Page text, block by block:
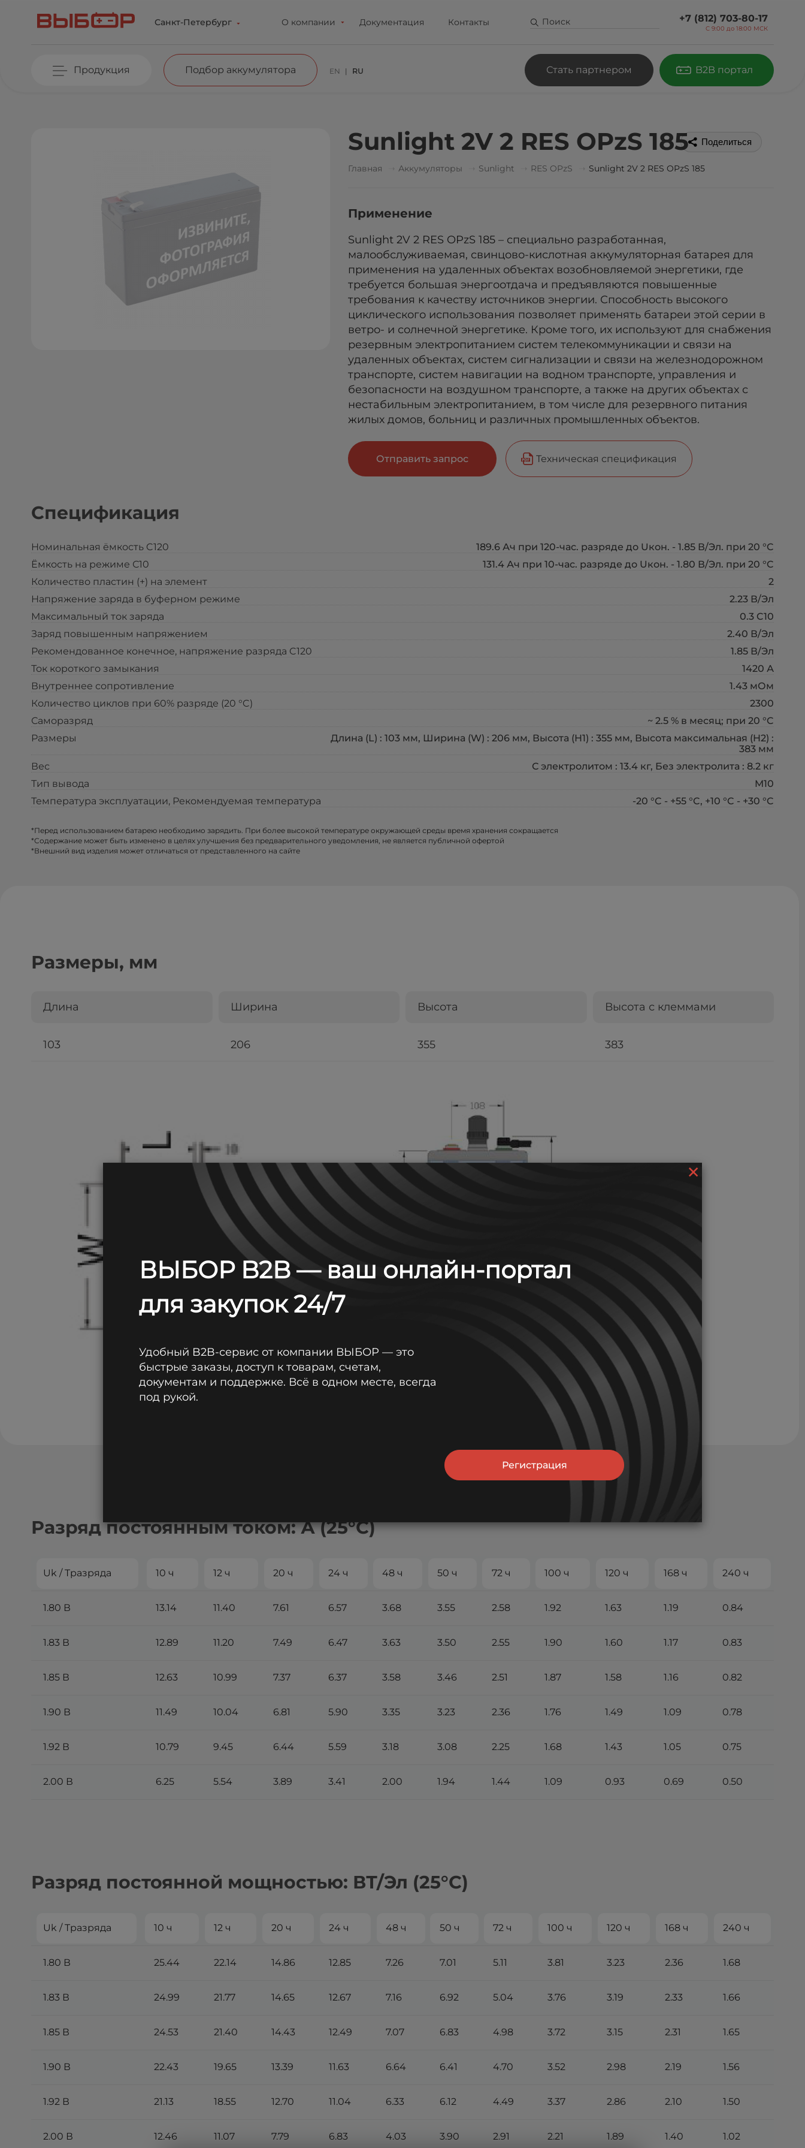
Санкт-Петербург О компании Документация Контакты +7 (812) 703-80-17
С 9:00 до 18:00 МСК
Продукция Подбор аккумулятора EN RU Стать партнером B2B портал
Sunlight 2V 2 RES OPzS 185 Поделиться
Главная Аккумуляторы Sunlight RES OPzS Sunlight 2V 2 RES OPzS 185
Применение
Sunlight 2V 2 RES OPzS 185 – специально разработанная,
малообслуживаемая, свинцово-кислотная аккумуляторная батарея для
применения на удаленных объектах возобновляемой энергетики, где
требуется большая энергоотдача и предъявляются повышенные
требования к качеству источников энергии. Способность высокого
циклического использования позволяет применять батареи этой серии в
ветро- и солнечной энергетике. Кроме того, их используют для снабжения
резервным электропитанием систем телекоммуникации и связи на
удаленных объектах, систем сигнализации и связи на железнодорожном
транспорте, систем навигации на водном транспорте, управления и
безопасности на воздушном транспорте, а также на других объектах с
нестабильным электропитанием, в том числе для резервного питания
жилых домов, больниц и различных промышленных объектов.
Отправить запрос Техническая спецификация
Спецификация
Номинальная ёмкость C120
189.6 Ач при 120-час. разряде до Uкон. - 1.85 В/Эл. при 20 °C
Ёмкость на режиме С10
131.4 Ач при 10-час. разряде до Uкон. - 1.80 В/Эл. при 20 °C
Количество пластин (+) на элемент
2
Напряжение заряда в буферном режиме
2.23 В/Эл
Максимальный ток заряда
0.3 C10
Заряд повышенным напряжением
2.40 В/Эл
Рекомендованное конечное, напряжение разряда C120
1.85 В/Эл
Ток короткого замыкания
1420 А
Внутреннее сопротивление
1.43 мОм
Количество циклов при 60% разряде (20 °C)
2300
Саморазряд
~ 2.5 % в месяц; при 20 °C
Размеры
Длина (L) : 103 мм, Ширина (W) : 206 мм, Высота (H1) : 355 мм, Высота максимальная (H2) :
383 мм
Вес
С электролитом : 13.4 кг, Без электролита : 8.2 кг
Тип вывода
M10
Температура эксплуатации, Рекомендуемая температура
-20 °C - +55 °C, +10 °C - +30 °C
*Перед использованием батарею необходимо зарядить. При более высокой температуре окружающей среды время хранения сокращается
*Содержание может быть изменено в целях улучшения без предварительного уведомления, не является публичной офертой
*Внешний вид изделия может отличаться от представленного на сайте
Размеры, мм
Длина Ширина Высота Высота с клеммами
103 206 355 383
Разряд постоянным током: А (25°С)
Uk / Tразряда 10 ч 12 ч 20 ч 24 ч 48 ч 50 ч 72 ч 100 ч 120 ч 168 ч 240 ч
1.80 В 13.14 11.40 7.61 6.57 3.68 3.55 2.58 1.92 1.63 1.19 0.84
1.83 В 12.89 11.20 7.49 6.47 3.63 3.50 2.55 1.90 1.60 1.17 0.83
1.85 В 12.63 10.99 7.37 6.37 3.58 3.46 2.51 1.87 1.58 1.16 0.82
1.90 В 11.49 10.04 6.81 5.90 3.35 3.23 2.36 1.76 1.49 1.09 0.78
1.92 В 10.79 9.45 6.44 5.59 3.18 3.08 2.25 1.68 1.43 1.05 0.75
2.00 В 6.25 5.54 3.89 3.41 2.00 1.94 1.44 1.09 0.93 0.69 0.50
Разряд постоянной мощностью: ВТ/Эл (25°С)
Uk / Tразряда 10 ч 12 ч 20 ч 24 ч 48 ч 50 ч 72 ч 100 ч 120 ч 168 ч 240 ч
1.80 В 25.44 22.14 14.86 12.85 7.26 7.01 5.11 3.81 3.23 2.36 1.68
1.83 В 24.99 21.77 14.65 12.67 7.16 6.92 5.04 3.76 3.19 2.33 1.66
1.85 В 24.53 21.40 14.43 12.49 7.07 6.83 4.98 3.72 3.15 2.31 1.65
1.90 В 22.43 19.65 13.39 11.63 6.64 6.41 4.70 3.52 2.98 2.19 1.56
1.92 В 21.13 18.55 12.70 11.04 6.33 6.12 4.49 3.37 2.86 2.10 1.50
2.00 В 12.46 11.07 7.79 6.83 4.03 3.90 2.91 2.21 1.89 1.40 1.02
×
ВЫБОР B2B — ваш онлайн-портал
для закупок 24/7
Удобный B2B-сервис от компании ВЫБОР — это
быстрые заказы, доступ к товарам, счетам,
документам и поддержке. Всё в одном месте, всегда
под рукой.
Регистрация